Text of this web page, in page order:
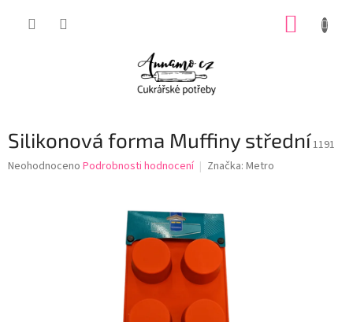
Silikonová forma Muffiny střední1191
Průměrné
Neohodnoceno Podrobnosti hodnocení Značka: Metro